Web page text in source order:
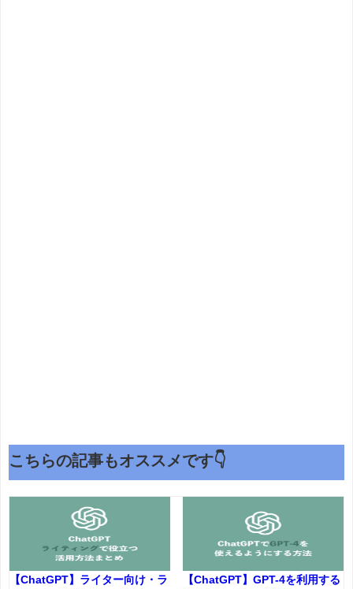
こちらの記事もオススメです👇
【ChatGPT】ライター向け・ラ
【ChatGPT】GPT-4を利用する